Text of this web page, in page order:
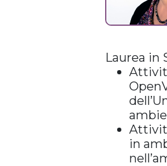
Laurea in
in